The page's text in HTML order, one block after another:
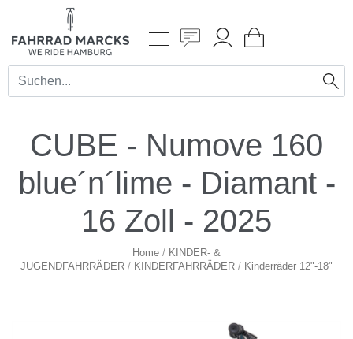
CUBE - Numove 160
blue´n´lime - Diamant -
16 Zoll - 2025
Home / KINDER- &
JUGENDFAHRRÄDER / KINDERFAHRRÄDER / Kinderräder 12"-18"